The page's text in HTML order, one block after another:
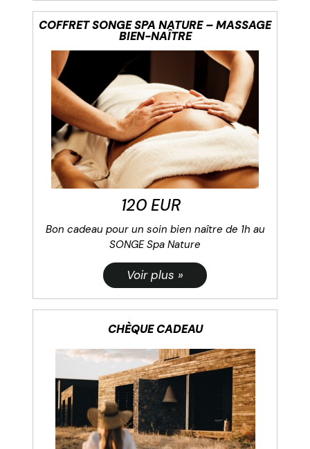
COFFRET SONGE SPA NATURE – MASSAGE
BIEN-NAÎTRE
120 EUR
Bon cadeau pour un soin bien naître de 1h au
SONGE Spa Nature
CHÈQUE CADEAU